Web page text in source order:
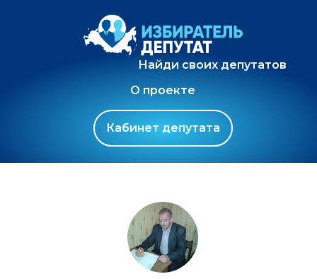
Найди своих депутатов
О проекте
Кабинет депутата